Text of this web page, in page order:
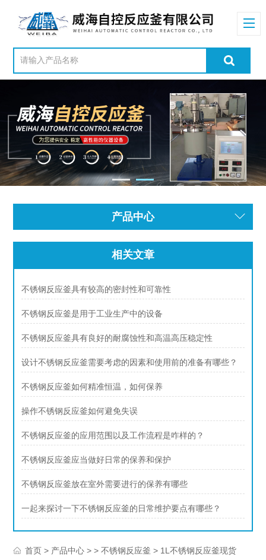
产品中心
相关文章
不锈钢反应釜具有较高的密封性和可靠性
不锈钢反应釜是用于工业生产中的设备
不锈钢反应釜具有良好的耐腐蚀性和高温高压稳定性
设计不锈钢反应釜需要考虑的因素和使用前的准备有哪些？
不锈钢反应釜如何精准恒温，如何保养
操作不锈钢反应釜如何避免失误
不锈钢反应釜的应用范围以及工作流程是咋样的？
不锈钢反应釜应当做好日常的保养和保护
不锈钢反应釜放在室外需要进行的保养有哪些
一起来探讨一下不锈钢反应釜的日常维护要点有哪些？
首页 > 产品中心 > >不锈钢反应釜 > 1L不锈钢反应釜现货